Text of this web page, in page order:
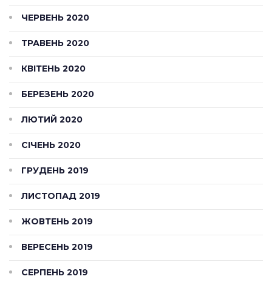
ЧЕРВЕНЬ 2020
ТРАВЕНЬ 2020
КВІТЕНЬ 2020
БЕРЕЗЕНЬ 2020
ЛЮТИЙ 2020
СІЧЕНЬ 2020
ГРУДЕНЬ 2019
ЛИСТОПАД 2019
ЖОВТЕНЬ 2019
ВЕРЕСЕНЬ 2019
СЕРПЕНЬ 2019